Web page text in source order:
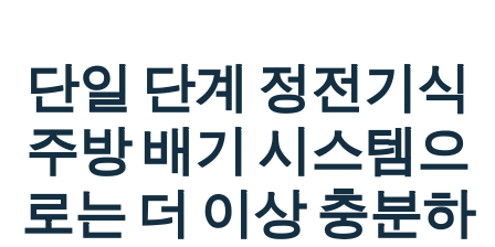
단일 단계 정전기식
주방 배기 시스템으
로는 더 이상 충분하